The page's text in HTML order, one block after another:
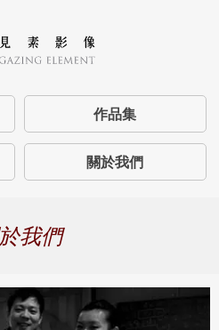
作品集
關於我們
我們